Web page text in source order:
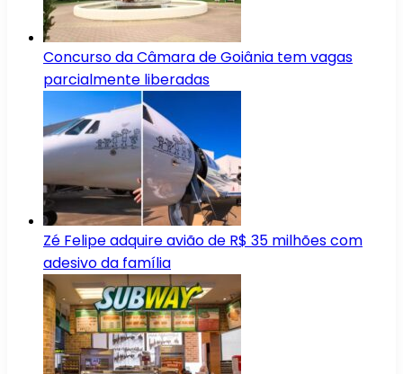
Concurso da Câmara de Goiânia tem vagas
parcialmente liberadas
Zé Felipe adquire avião de R$ 35 milhões com
adesivo da família